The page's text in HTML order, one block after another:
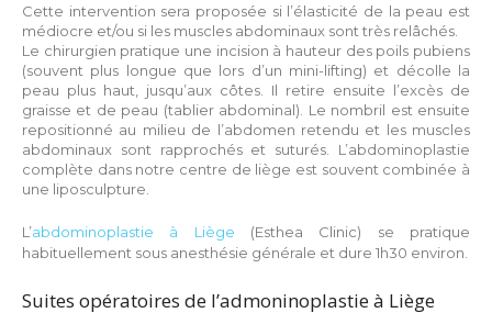
Cette intervention sera proposée si l’élasticité de la peau est
médiocre et/ou si les muscles abdominaux sont très relâchés.
Le chirurgien pratique une incision à hauteur des poils pubiens
(souvent plus longue que lors d’un mini-lifting) et décolle la
peau plus haut, jusqu’aux côtes. Il retire ensuite l’excès de
graisse et de peau (tablier abdominal). Le nombril est ensuite
repositionné au milieu de l’abdomen retendu et les muscles
abdominaux sont rapprochés et suturés. L’abdominoplastie
complète dans notre centre de liège est souvent combinée à
une liposculpture.
L’abdominoplastie à Liège (Esthea Clinic) se pratique
habituellement sous anesthésie générale et dure 1h30 environ.
Suites opératoires de l’admoninoplastie à Liège